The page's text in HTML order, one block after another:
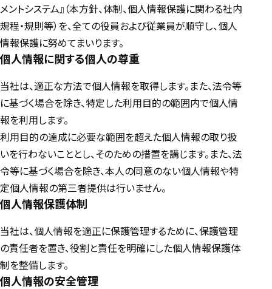
メントシステム』（本方針、体制、個人情報保護に関わる社内
規程・規則等）を、全ての役員および従業員が順守し、個人
情報保護に努めてまいります。
個人情報に関する個人の尊重
当社は、適正な方法で個人情報を取得します。また、法令等
に基づく場合を除き、特定した利用目的の範囲内で個人情
報を利用します。
利用目的の達成に必要な範囲を超えた個人情報の取り扱
いを行わないこととし、そのための措置を講じます。また、法
令等に基づく場合を除き、本人の同意のない個人情報や特
定個人情報の第三者提供は行いません。
個人情報保護体制
当社は、個人情報を適正に保護管理するために、保護管理
の責任者を置き、役割と責任を明確にした個人情報保護体
制を整備します。
個人情報の安全管理